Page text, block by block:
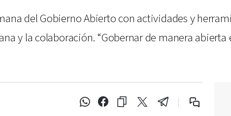
del Gobierno Abierto con actividades y
y la colaboración. “Gobernar de manera abierta